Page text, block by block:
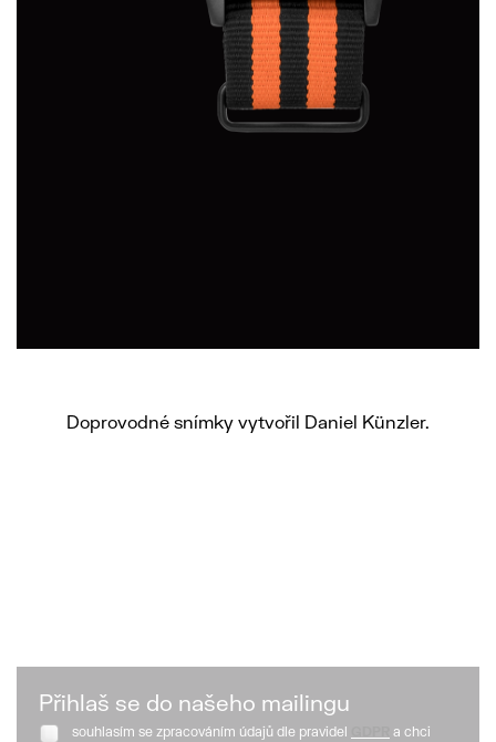
Doprovodné snímky vytvořil Daniel Künzler.
Přihlaš se do našeho mailingu
souhlasím se zpracováním údajů dle pravidel
a chci